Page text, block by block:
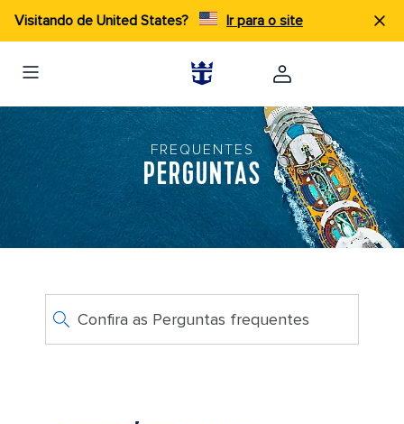
Visitando de United States? Ir para o site
FREQUENTES
PERGUNTAS
Confira as Perguntas frequentes